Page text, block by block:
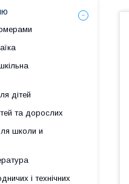
дітей
та дорослих
школи и
і технічних